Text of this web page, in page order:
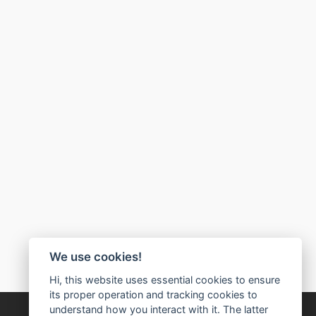
We use cookies!
Hi, this website uses essential cookies to ensure
its proper operation and tracking cookies to
understand how you interact with it. The latter